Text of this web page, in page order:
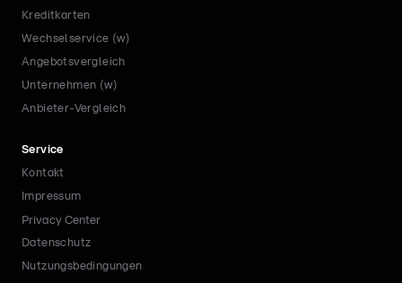
Kreditkarten
Wechselservice (w)
Angebotsvergleich
Unternehmen (w)
Anbieter-Vergleich
Service
Kontakt
Impressum
Privacy Center
Datenschutz
Nutzungsbedingungen